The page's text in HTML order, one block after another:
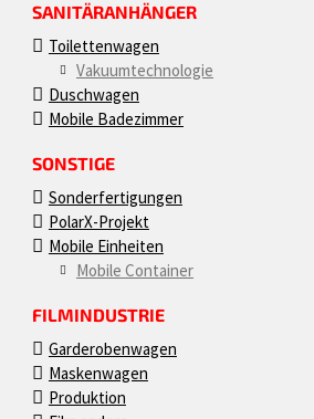
SANITÄRANHÄNGER
Toilettenwagen
Vakuumtechnologie
Duschwagen
Mobile Badezimmer
SONSTIGE
Sonderfertigungen
PolarX-Projekt
Mobile Einheiten
Mobile Container
FILMINDUSTRIE
Garderobenwagen
Maskenwagen
Produktion